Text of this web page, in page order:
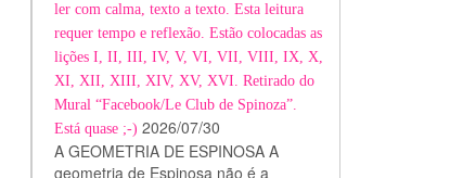
ler com calma, texto a texto. Esta leitura
requer tempo e reflexão. Estão colocadas as
lições I, II, III, IV, V, VI, VII, VIII, IX, X,
XI, XII, XIII, XIV, XV, XVI. Retirado do
Mural “Facebook/Le Club de Spinoza”.
Está quase ;-) 2026/07/30
A GEOMETRIA DE ESPINOSA A
geometria de Espinosa não é a